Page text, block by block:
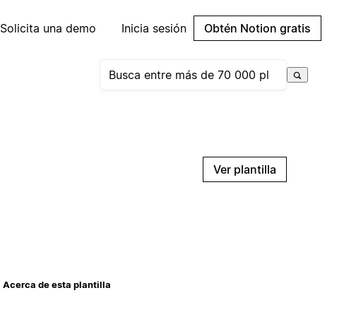
Solicita una demo Inicia sesión Obtén Notion gratis
Ver plantilla
Acerca de esta plantilla